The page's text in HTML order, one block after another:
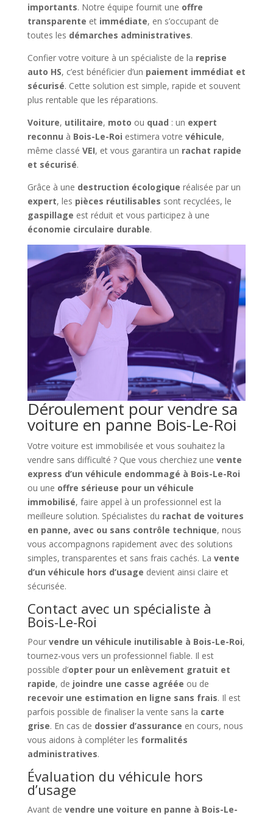
importants. Notre équipe fournit une offre
transparente et immédiate, en s’occupant de
toutes les démarches administratives.
Confier votre voiture à un spécialiste de la reprise
auto HS, c’est bénéficier d’un paiement immédiat et
sécurisé. Cette solution est simple, rapide et souvent
plus rentable que les réparations.
Voiture, utilitaire, moto ou quad : un expert
reconnu à Bois-Le-Roi estimera votre véhicule,
même classé VEI, et vous garantira un rachat rapide
et sécurisé.
Grâce à une destruction écologique réalisée par un
expert, les pièces réutilisables sont recyclées, le
gaspillage est réduit et vous participez à une
économie circulaire durable.
Déroulement pour vendre sa
voiture en panne Bois-Le-Roi
Votre voiture est immobilisée et vous souhaitez la
vendre sans difficulté ? Que vous cherchiez une vente
express d’un véhicule endommagé à Bois-Le-Roi
ou une offre sérieuse pour un véhicule
immobilisé, faire appel à un professionnel est la
meilleure solution. Spécialistes du rachat de voitures
en panne, avec ou sans contrôle technique, nous
vous accompagnons rapidement avec des solutions
simples, transparentes et sans frais cachés. La vente
d’un véhicule hors d’usage devient ainsi claire et
sécurisée.
Contact avec un spécialiste à
Bois-Le-Roi
Pour vendre un véhicule inutilisable à Bois-Le-Roi,
tournez-vous vers un professionnel fiable. Il est
possible d’opter pour un enlèvement gratuit et
rapide, de joindre une casse agréée ou de
recevoir une estimation en ligne sans frais. Il est
parfois possible de finaliser la vente sans la carte
grise. En cas de dossier d’assurance en cours, nous
vous aidons à compléter les formalités
administratives.
Évaluation du véhicule hors
d’usage
Avant de vendre une voiture en panne à Bois-Le-